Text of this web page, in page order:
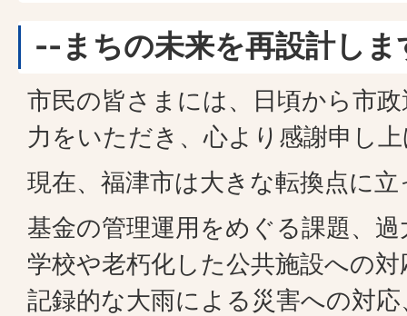
--まちの未来を再設計し
市民の皆さまには、日頃から市
力をいただき、心より感謝申し
現在、福津市は大きな転換点に
基金の管理運用をめぐる課題、
学校や老朽化した公共施設への
記録的な大雨による災害への対